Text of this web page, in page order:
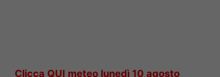
Clicca QUI meteo lunedì 10 agosto